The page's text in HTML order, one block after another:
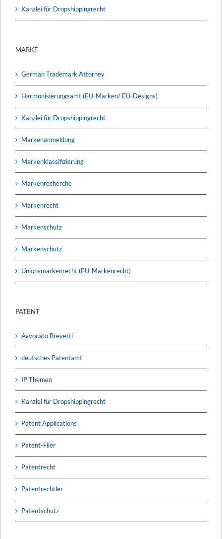
Kanzlei für Dropshippingrecht
MARKE
German Trademark Attorney
Harmonisierungsamt (EU-Marken/ EU-Designs)
Kanzlei für Dropshippingrecht
Markenanmeldung
Markenklassifizierung
Markenrecherche
Markenrecht
Markenschutz
Markenschutz
Unionsmarkenrecht (EU-Markenrecht)
PATENT
Avvocato Brevetti
deutsches Patentamt
IP Themen
Kanzlei für Dropshippingrecht
Patent Applications
Patent-Filer
Patentrecht
Patentrechtler
Patentschutz